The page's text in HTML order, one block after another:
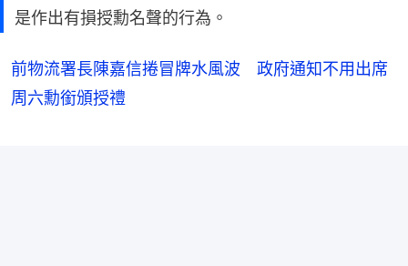
是作出有損授勳名聲的行為。
前物流署長陳嘉信捲冒牌水風波 政府通知不用出席
周六勳銜頒授禮